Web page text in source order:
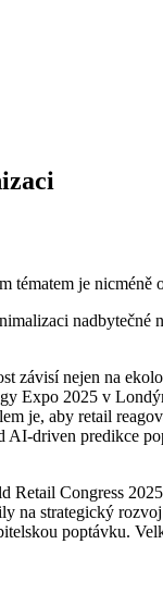
je nicméně
nejen na
Expo 2025 v
je, aby retail
driven predikce
Congress
na strategický
poptávku.